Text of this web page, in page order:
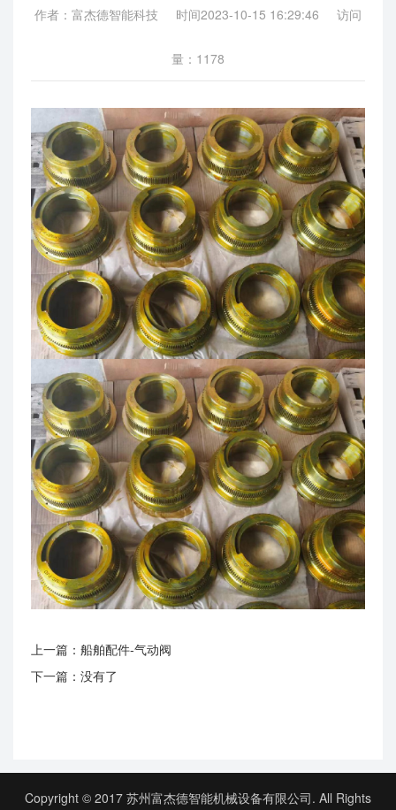
作者：富杰德智能科技 时间2023-10-15 16:29:46 访问
量：1178
上一篇： 船舶配件-气动阀
下一篇：没有了
Copyright © 2017 苏州富杰德智能机械设备有限公司. All Rights